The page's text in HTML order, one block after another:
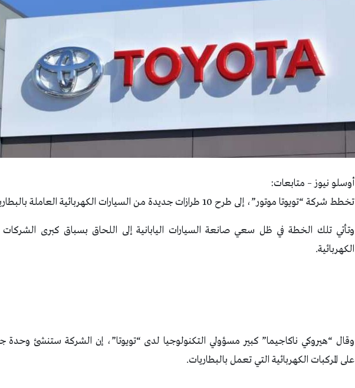
أوسلو نيوز – متابعات:
تخطط شركة “تويوتا موتور”، إلى طرح 10 طرازات جديدة من السيارات الكهربائية العاملة بالبطاريات بحلول عام 2026.
وتأتي تلك الخطة في ظل سعي صانعة السيارات اليابانية إلى اللحاق بسباق كبرى الشركات
الكهربائية.
وقال “هيروكي ناكاجيما” كبير مسؤولي التكنولوجيا لدى “تويوتا”، إن الشركة ستنشئ
على المركبات الكهربائية التي تعمل بالبطاريات.